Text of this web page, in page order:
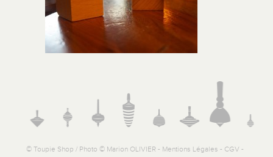
© Toupie Shop / Photo © Marion OLIVIER - Mentions Légales - CGV -